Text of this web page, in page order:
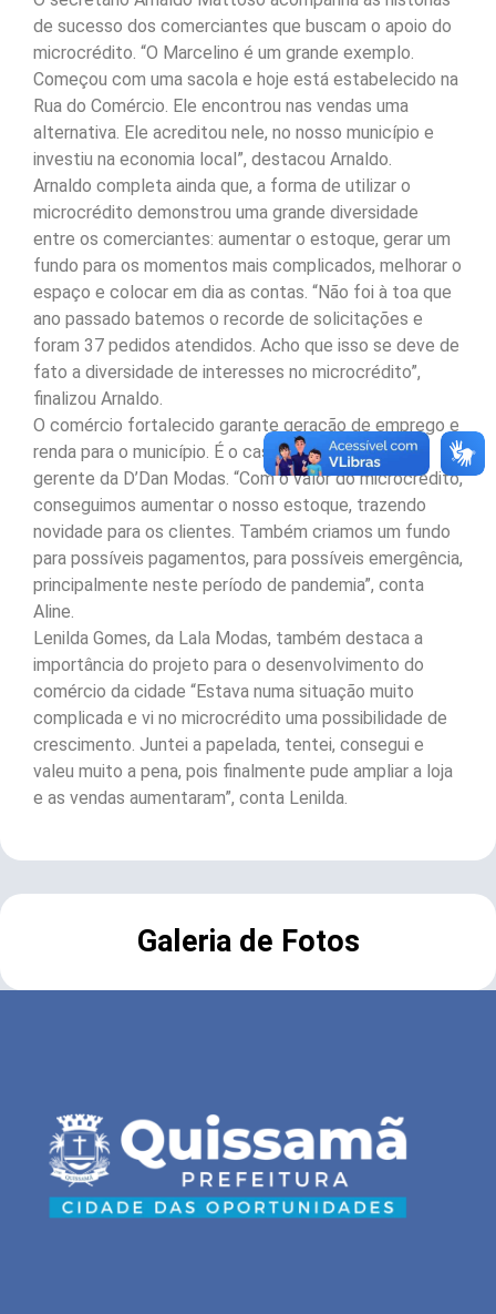
de sucesso dos comerciantes que buscam o apoio do
microcrédito. “O Marcelino é um grande exemplo.
Começou com uma sacola e hoje está estabelecido na
Rua do Comércio. Ele encontrou nas vendas uma
alternativa. Ele acreditou nele, no nosso município e
investiu na economia local”, destacou Arnaldo.
Arnaldo completa ainda que, a forma de utilizar o
microcrédito demonstrou uma grande diversidade
entre os comerciantes: aumentar o estoque, gerar um
fundo para os momentos mais complicados, melhorar o
espaço e colocar em dia as contas. “Não foi à toa que
ano passado batemos o recorde de solicitações e
foram 37 pedidos atendidos. Acho que isso se deve de
fato a diversidade de interesses no microcrédito”,
finalizou Arnaldo.
O comércio fortalecido garante geração de emprego e
renda para o município. É o caso da Aline Ribeiro,
gerente da D’Dan Modas. “Com o valor do microcrédito,
conseguimos aumentar o nosso estoque, trazendo
novidade para os clientes. Também criamos um fundo
para possíveis pagamentos, para possíveis emergência,
principalmente neste período de pandemia”, conta
Aline.
Lenilda Gomes, da Lala Modas, também destaca a
importância do projeto para o desenvolvimento do
comércio da cidade “Estava numa situação muito
complicada e vi no microcrédito uma possibilidade de
crescimento. Juntei a papelada, tentei, consegui e
valeu muito a pena, pois finalmente pude ampliar a loja
e as vendas aumentaram”, conta Lenilda.
Galeria de Fotos